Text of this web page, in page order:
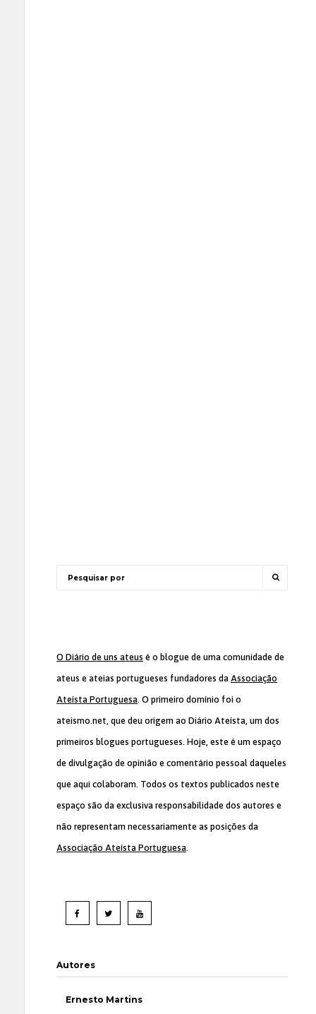
O Diário de uns ateus é o blogue de uma comunidade de
ateus e ateias portugueses fundadores da Associação
Ateísta Portuguesa. O primeiro domínio foi o
ateismo.net, que deu origem ao Diário Ateísta, um dos
primeiros blogues portugueses. Hoje, este é um espaço
de divulgação de opinião e comentário pessoal daqueles
que aqui colaboram. Todos os textos publicados neste
espaço são da exclusiva responsabilidade dos autores e
não representam necessariamente as posições da
Associação Ateísta Portuguesa.
Autores
Ernesto Martins